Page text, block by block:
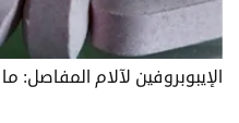
الإيبوبروفين لآلام المفاصل: